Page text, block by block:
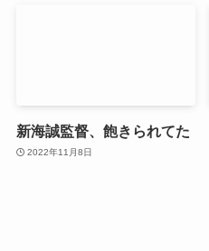
新海誠監督、飽きられてた
2022年11月8日